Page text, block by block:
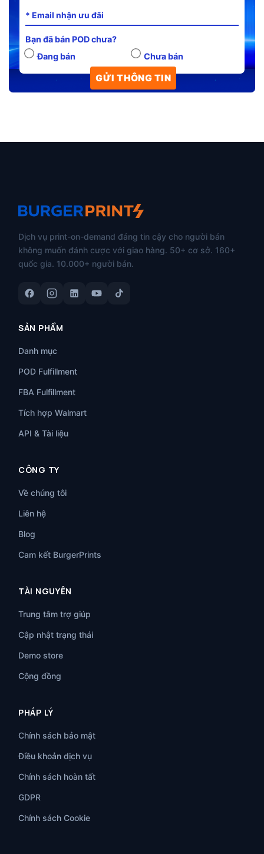
Bạn đã bán POD chưa?
Đang bán
Chưa bán
Dịch vụ print-on-demand đáng tin cậy cho người bán
không muốn đánh cược với giao hàng. 50+ cơ sở. 160+
quốc gia. 10.000+ người bán.
SẢN PHẨM
Danh mục
POD Fulfillment
FBA Fulfillment
Tích hợp Walmart
API & Tài liệu
CÔNG TY
Về chúng tôi
Liên hệ
Blog
Cam kết BurgerPrints
TÀI NGUYÊN
Trung tâm trợ giúp
Cập nhật trạng thái
Demo store
Cộng đồng
PHÁP LÝ
Chính sách bảo mật
Điều khoản dịch vụ
Chính sách hoàn tất
GDPR
Chính sách Cookie